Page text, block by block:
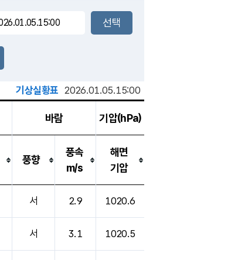
장호원
기상실황표 2026.01.05.15:00
바람 기압(hPa)
풍향
풍속
m/s
해면
기압
서 2.9 1020.6
서 3.1 1020.5